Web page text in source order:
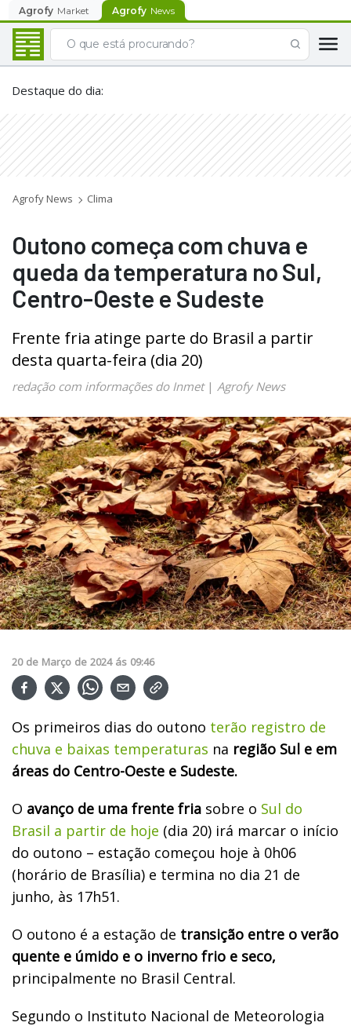
Agrofy Market Agrofy News
Destaque do dia:
Agrofy News Clima
Outono começa com chuva e
queda da temperatura no Sul,
Centro-Oeste e Sudeste
Frente fria atinge parte do Brasil a partir
desta quarta-feira (dia 20)
redação com informações do Inmet| Agrofy News
20 de Março de 2024 ás 09:46
Os primeiros dias do outono terão registro de
chuva e baixas temperaturas na região Sul e em
áreas do Centro-Oeste e Sudeste.
O avanço de uma frente fria sobre o Sul do
Brasil a partir de hoje (dia 20) irá marcar o início
do outono – estação começou hoje à 0h06
(horário de Brasília) e termina no dia 21 de
junho, às 17h51.
O outono é a estação de transição entre o verão
quente e úmido e o inverno frio e seco,
principalmente no Brasil Central.
Segundo o Instituto Nacional de Meteorologia